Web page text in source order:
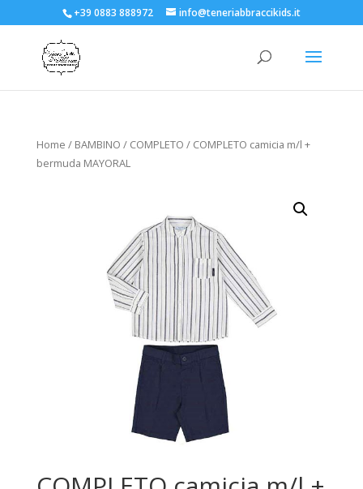
+39 0883 888972 info@teneriabbraccikids.it
Home / BAMBINO / COMPLETO / COMPLETO camicia m/l +
bermuda MAYORAL